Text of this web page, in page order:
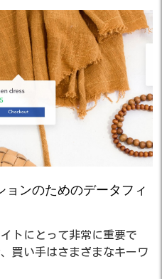
ンのためのデータフィ
トにとって非常に重要で
買い手はさまざまなキーワ